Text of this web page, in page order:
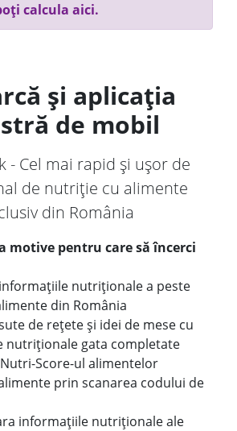
calcula aici.
și aplicația
de mobil
- Cel mai rapid și ușor de
de nutriție cu alimente
din România
motive pentru care să încerci
nutriționale a peste
din România
de rețete și idei de mese cu
nutriționale gata completate
Score-ul alimentelor
prin scanarea codului de
informațiile nutriționale ale